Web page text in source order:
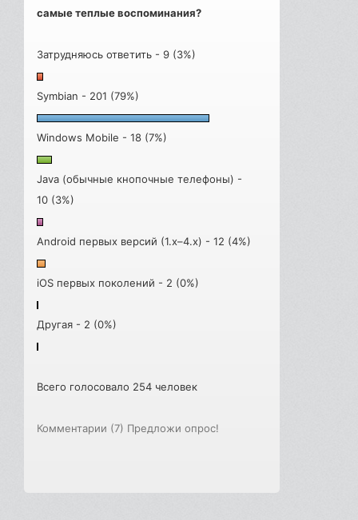
самые теплые воспоминания?
Затрудняюсь ответить - 9 (3%)
Symbian - 201 (79%)
Windows Mobile - 18 (7%)
Java (обычные кнопочные телефоны) -
10 (3%)
Android первых версий (1.x–4.x) - 12 (4%)
iOS первых поколений - 2 (0%)
Другая - 2 (0%)
Всего голосовало 254 человек
Комментарии (7) Предложи опрос!